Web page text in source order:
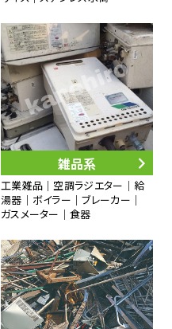
雑品系
工業雑品｜空調ラジエター｜給
湯器｜ボイラー｜ブレーカー｜
ガスメーター｜食器